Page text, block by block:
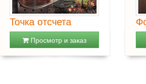
Точка отсчета
Просмотр и заказ